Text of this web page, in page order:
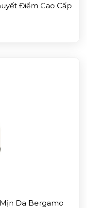
Điểm Cao Cấp
Da Bergamo